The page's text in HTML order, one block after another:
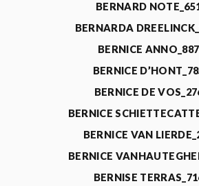
BERNARD
BERNARDA
BERNICE
BERNICE
BERNICE DE
BERNICE
BERNICE VAN
BERNICE
BERNISE